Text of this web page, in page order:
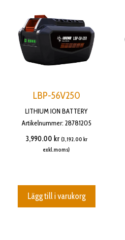
LBP-56V250
LITHIUM ION BATTERY
Artikelnummer: 28781205
3,990.00 kr (3,192.00 kr
exkl.moms)
Lägg till i varukorg